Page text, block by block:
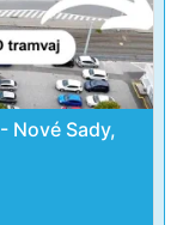
Nové Sady,